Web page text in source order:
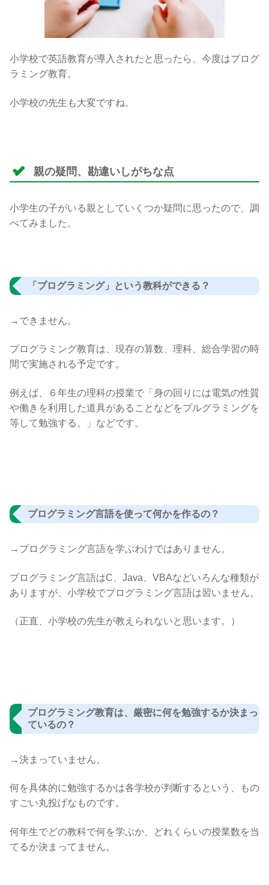
小学校で英語教育が導入されたと思ったら、今度はプログ
ラミング教育。
小学校の先生も大変ですね。
親の疑問、勘違いしがちな点
小学生の子がいる親としていくつか疑問に思ったので、調
べてみました。
「プログラミング」という教科ができる？
→できません。
プログラミング教育は、現存の算数、理科、総合学習の時
間で実施される予定です。
例えば、６年生の理科の授業で「身の回りには電気の性質
や働きを利用した道具があることなどをプルグラミングを
等して勉強する。」などです。
プログラミング言語を使って何かを作るの？
→プログラミング言語を学ぶわけではありません。
プログラミング言語はC、Java、VBAなどいろんな種類が
ありますが、小学校でプログラミング言語は習いません。
（正直、小学校の先生が教えられないと思います。）
プログラミング教育は、厳密に何を勉強するか決まっ
ているの？
→決まっていません。
何を具体的に勉強するかは各学校が判断するという、もの
すごい丸投げなものです。
何年生でどの教科で何を学ぶか、どれくらいの授業数を当
てるか決まってません。